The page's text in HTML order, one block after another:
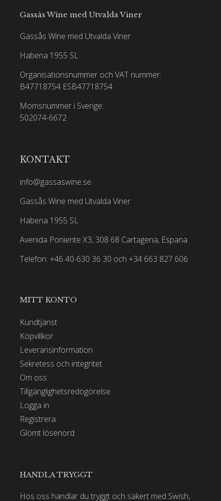
Gassås Wine med Utvalda Viner
Gassås Wine med Utvalda Viner
Habena 1955 SL
Organisationsnummer och VAT nummer:
B47718754 ESB47718754
Momsnummer i Sverige:
502074-6672
KONTAKT
info@gassaswine.se
Gassås Wine med Utvalda Viner
Habena 1955 SL
Avenida Poniente X3, 308 68 Cartagena, Espana
Telefon: +46 40-630 36 30 och +34 663 827 606
MITT KONTO
Kundtjänst
Köpvillkor
Leveransinformation
Sekretess och integritet
Om oss
Tillgänglighetsredogörelse
Logga in
Registrera
Glömt lösenord
HANDLA TRYGGT
Hos oss handlar du tryggt och säkert med Swish,